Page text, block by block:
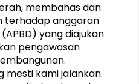
membahas dan
terhadap anggaran
yang diajukan
pengawasan
mesti kami jalankan.